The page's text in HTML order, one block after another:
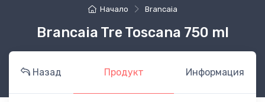
Начало Brancaia
Brancaia Tre Toscana 750 ml
Назад Продукт Информация